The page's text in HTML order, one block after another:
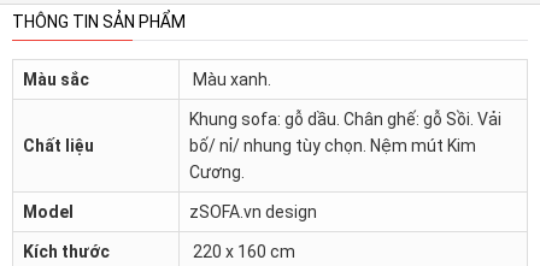
THÔNG TIN SẢN PHẨM
Màu sắc Màu xanh.
Chất liệu
Khung sofa: gỗ dầu. Chân ghế: gỗ Sồi. Vải
bố/ nỉ/ nhung tùy chọn. Nệm mút Kim
Cương.
Model zSOFA.vn design
Kích thước 220 x 160 cm